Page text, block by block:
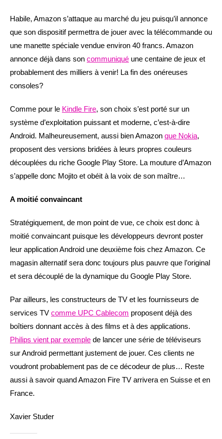
Habile, Amazon s’attaque au marché du jeu puisqu’il annonce
que son dispositif permettra de jouer avec la télécommande ou
une manette spéciale vendue environ 40 francs. Amazon
annonce déjà dans son communiqué une centaine de jeux et
probablement des milliers à venir! La fin des onéreuses
consoles?
Comme pour le Kindle Fire, son choix s’est porté sur un
système d’exploitation puissant et moderne, c’est-à-dire
Android. Malheureusement, aussi bien Amazon que Nokia,
proposent des versions bridées à leurs propres couleurs
découplées du riche Google Play Store. La mouture d’Amazon
s’appelle donc Mojito et obéit à la voix de son maître…
A moitié convaincant
Stratégiquement, de mon point de vue, ce choix est donc à
moitié convaincant puisque les développeurs devront poster
leur application Android une deuxième fois chez Amazon. Ce
magasin alternatif sera donc toujours plus pauvre que l’original
et sera découplé de la dynamique du Google Play Store.
Par ailleurs, les constructeurs de TV et les fournisseurs de
services TV comme UPC Cablecom proposent déjà des
boîtiers donnant accès à des films et à des applications.
Philips vient par exemple de lancer une série de téléviseurs
sur Android permettant justement de jouer. Ces clients ne
voudront probablement pas de ce décodeur de plus… Reste
aussi à savoir quand Amazon Fire TV arrivera en Suisse et en
France.
Xavier Studer